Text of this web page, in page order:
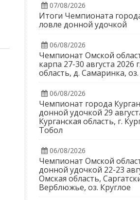
07/08/2026
Итоги Чемпионата
ловле донной удочкой
06/08/2026
Чемпионат Омской
карпа 27-30 августа 2026
область, д. Самаринка,
06/08/2026
Чемпионат города
донной удочкой 29
Курганская область, г.
Тобол
06/08/2026
Чемпионат Омской
донной удочкой 22-23
Омская область,
Верблюжье, оз. Круглое